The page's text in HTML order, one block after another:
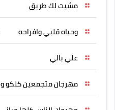
مشيت لك طريق
وحياه قلبي وافراحه
علي بالي
مهرجان متجمعين كلكو و